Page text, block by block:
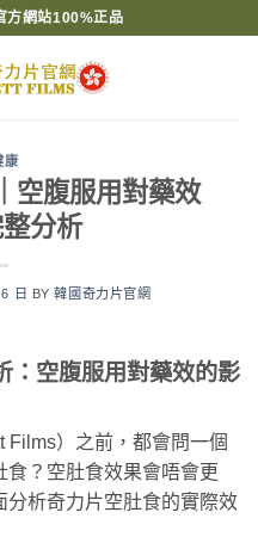
方網站100%正品
康
空腹服用對藥效
分析
日 BY韓國奇力片官網
：空腹服用對藥效的影
Films）之前，都會問一個
食？空肚食效果會唔會更
析奇力片空肚食的實際效